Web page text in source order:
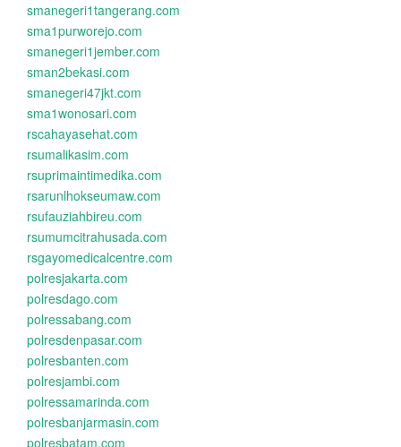
smanegeri1tangerang.com
sma1purworejo.com
smanegeri1jember.com
sman2bekasi.com
smanegeri47jkt.com
sma1wonosari.com
rscahayasehat.com
rsumalikasim.com
rsuprimaintimedika.com
rsarunlhokseumaw.com
rsufauziahbireu.com
rsumumcitrahusada.com
rsgayomedicalcentre.com
polresjakarta.com
polresdago.com
polressabang.com
polresdenpasar.com
polresbanten.com
polresjambi.com
polressamarinda.com
polresbanjarmasin.com
polresbatam.com